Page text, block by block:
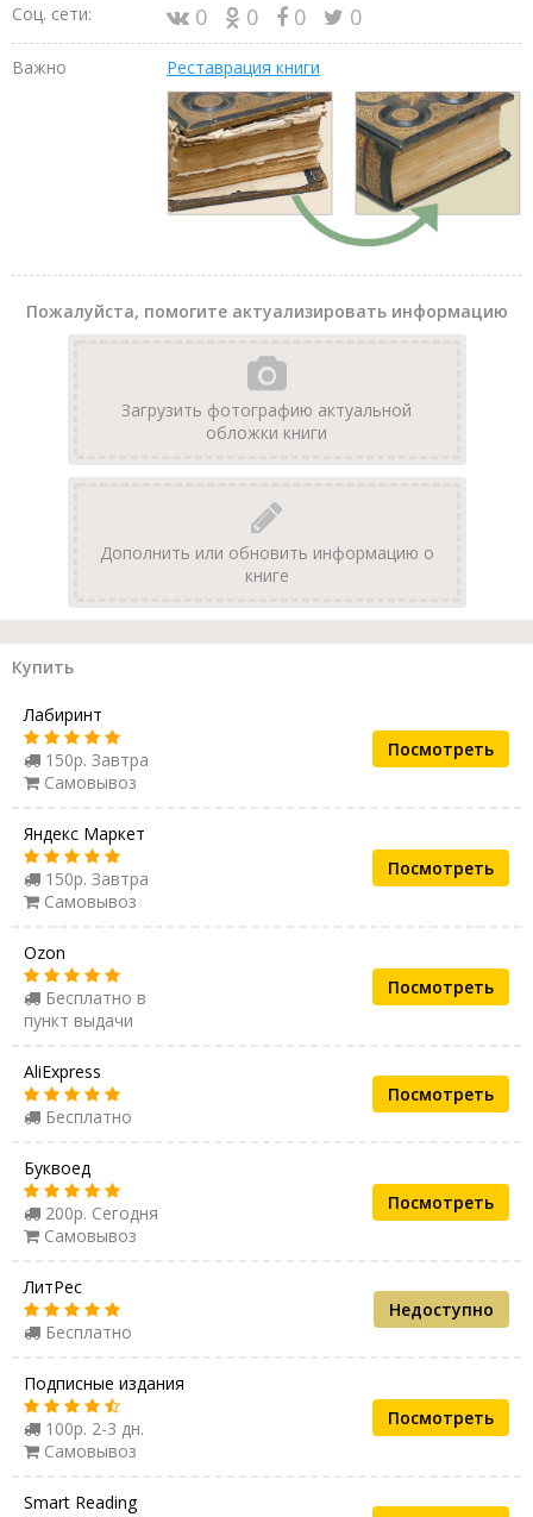
Соц. сети: 0 0 0 0
Важно Реставрация книги
Пожалуйста, помогите актуализировать информацию
Загрузить фотографию актуальной
обложки книги
Дополнить или обновить информацию о
книге
Купить
Лабиринт
150р. Завтра
Самовывоз
Посмотреть
Яндекс Маркет
150р. Завтра
Самовывоз
Посмотреть
Ozon
Бесплатно в
пункт выдачи
Посмотреть
AliExpress
Бесплатно
Посмотреть
Буквоед
200р. Сегодня
Самовывоз
Посмотреть
ЛитРес
Бесплатно
Недоступно
Подписные издания
100р. 2-3 дн.
Самовывоз
Посмотреть
Smart Reading